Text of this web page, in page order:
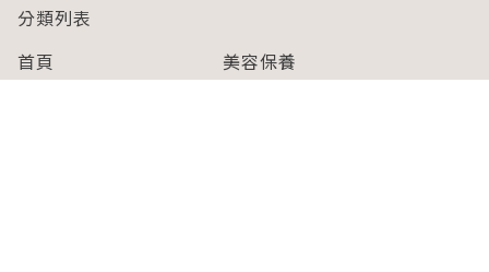
分類列表
首頁
美容保養
潮流
旅遊